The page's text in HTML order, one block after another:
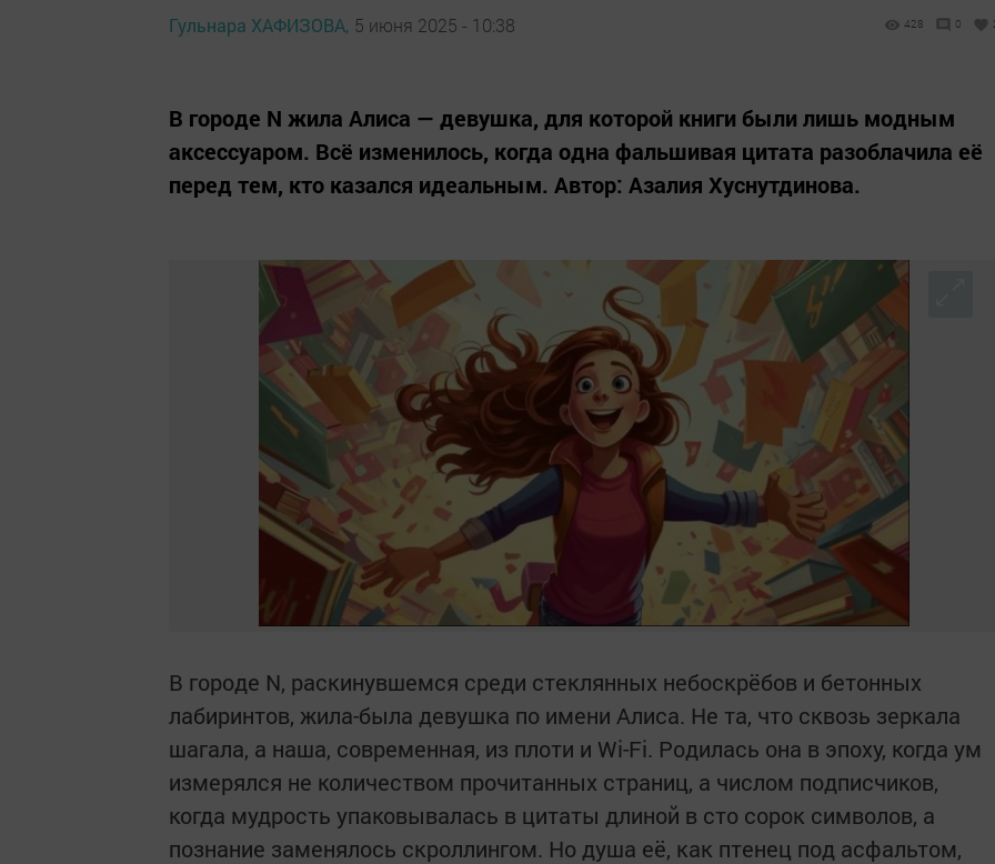
Гульнара ХАФИЗОВА, 5 июня 2025 - 10:38 428 0
В городе N жила Алиса — девушка, для которой книги были лишь модным
аксессуаром. Всё изменилось, когда одна фальшивая цитата разоблачила её
перед тем, кто казался идеальным. Автор: Азалия Хуснутдинова.
В городе N, раскинувшемся среди стеклянных небоскрёбов и бетонных
лабиринтов, жила-была девушка по имени Алиса. Не та, что сквозь зеркала
шагала, а наша, современная, из плоти и Wi-Fi. Родилась она в эпоху, когда ум
измерялся не количеством прочитанных страниц, а числом подписчиков,
когда мудрость упаковывалась в цитаты длиной в сто сорок символов, а
познание заменялось скроллингом. Но душа её, как птенец под асфальтом,